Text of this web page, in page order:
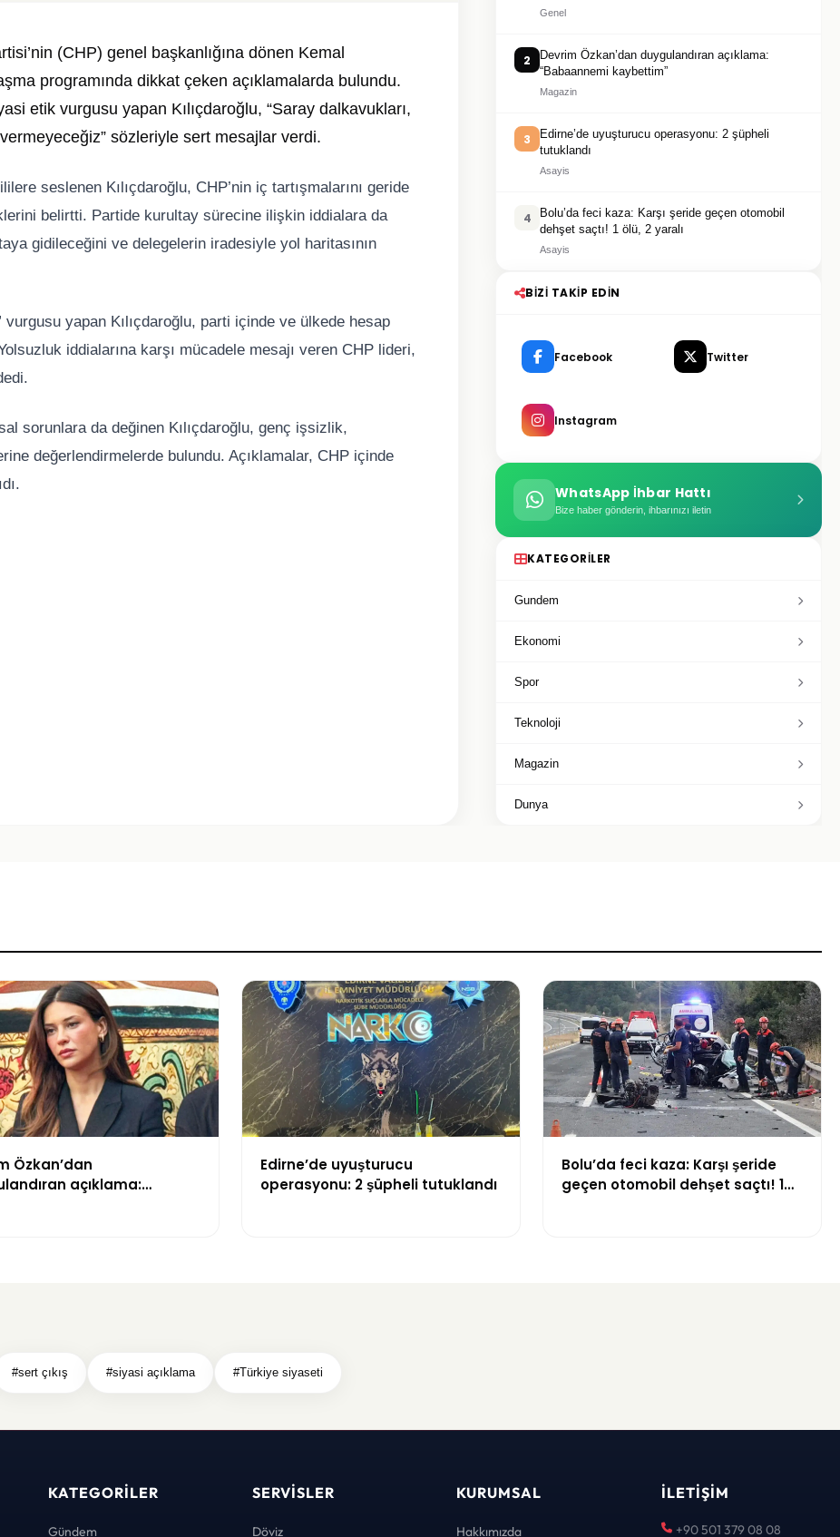
(CHP) genel başkanlığına dönen Kemal
programında dikkat çeken açıklamalarda bulundu.
etik vurgusu yapan Kılıçdaroğlu, “Saray dalkavukları,
sözleriyle sert mesajlar verdi.
seslenen Kılıçdaroğlu, CHP’nin iç tartışmalarını geride
belirtti. Partide kurultay sürecine ilişkin iddialara da
gidileceğini ve delegelerin iradesiyle yol haritasının
vurgusu yapan Kılıçdaroğlu, parti içinde ve ülkede hesap
iddialarına karşı mücadele mesajı veren CHP lideri,
sorunlara da değinen Kılıçdaroğlu, genç işsizlik,
değerlendirmelerde bulundu. Açıklamalar, CHP içinde
Genel
2
Devrim Özkan’dan duygulandıran açıklama:
“Babaannemi kaybettim”
Magazin
3
Edirne’de uyuşturucu operasyonu: 2 şüpheli
tutuklandı
Asayis
4
Bolu’da feci kaza: Karşı şeride geçen otomobil
dehşet saçtı! 1 ölü, 2 yaralı
Asayis
BIZI TAKIP EDIN
Facebook Twitter
Instagram
WhatsApp İhbar Hattı
Bize haber gönderin, ihbarınızı iletin
KATEGORILER
Gundem
Ekonomi
Spor
Teknoloji
Magazin
Dunya
Özkan’dan
açıklama:
Edirne’de uyuşturucu
operasyonu: 2 şüpheli tutuklandı
Bolu’da feci kaza: Karşı şeride
geçen otomobil dehşet saçtı! 1
#sert çıkış #siyasi açıklama #Türkiye siyaseti
KATEGORILER
Gündem
SERVISLER
Döviz
KURUMSAL
Hakkımızda
İLETIŞIM
+90 501 379 08 08